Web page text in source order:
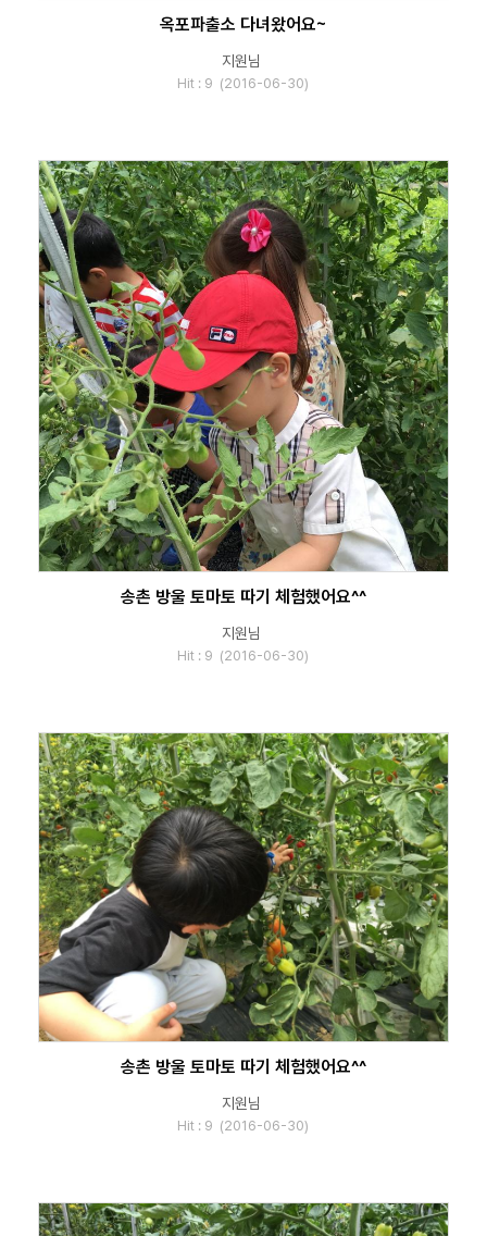
옥포파출소 다녀왔어요~
지원님
Hit : 9 (2016-06-30)
송촌 방울 토마토 따기 체험했어요^^
지원님
Hit : 9 (2016-06-30)
송촌 방울 토마토 따기 체험했어요^^
지원님
Hit : 9 (2016-06-30)